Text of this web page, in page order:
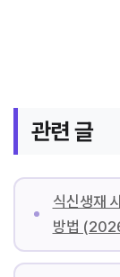
관련 글
식신생재
방법